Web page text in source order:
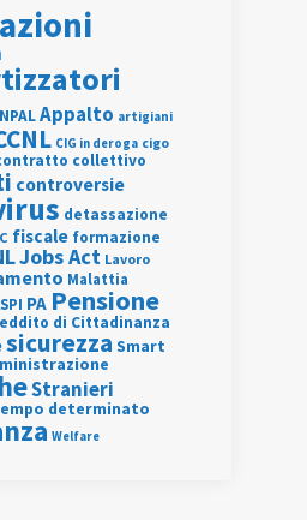
Appalto artigiani
CIG in deroga cigo
collettivo
controversie
detassazione
fiscale formazione
Jobs Act Lavoro
Malattia
PA Pensione
di Cittadinanza
sicurezza Smart
Stranieri
determinato
Welfare